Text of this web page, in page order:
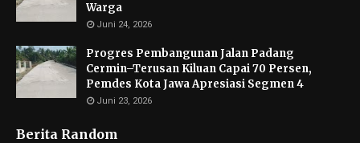
Warga
Juni 24, 2026
Progres Pembangunan Jalan Padang
Cermin–Terusan Kiluan Capai 70 Persen,
Pemdes Kota Jawa Apresiasi Segmen 4
Juni 23, 2026
Berita Random